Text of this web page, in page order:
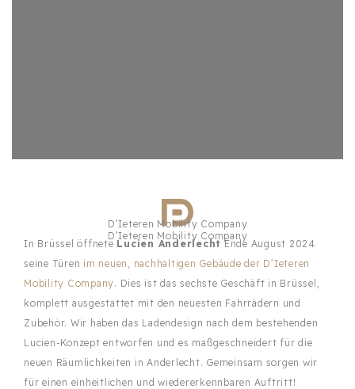
D’Ieteren Mobility Company
D’Ieteren Mobility Company
In Brüssel öffnete Lucien Anderlecht Ende August 2024
seine Türen im neuen, nachhaltigen Gebäude der D’Ieteren
Mobility Company. Dies ist das sechste Geschäft in Brüssel,
komplett ausgestattet mit den neuesten Fahrrädern und
Zubehör. Wir haben das Ladendesign nach dem bestehenden
Lucien-Konzept entworfen und es maßgeschneidert für die
neuen Räumlichkeiten in Anderlecht. Gemeinsam sorgen wir
für einen einheitlichen und wiedererkennbaren Auftritt!